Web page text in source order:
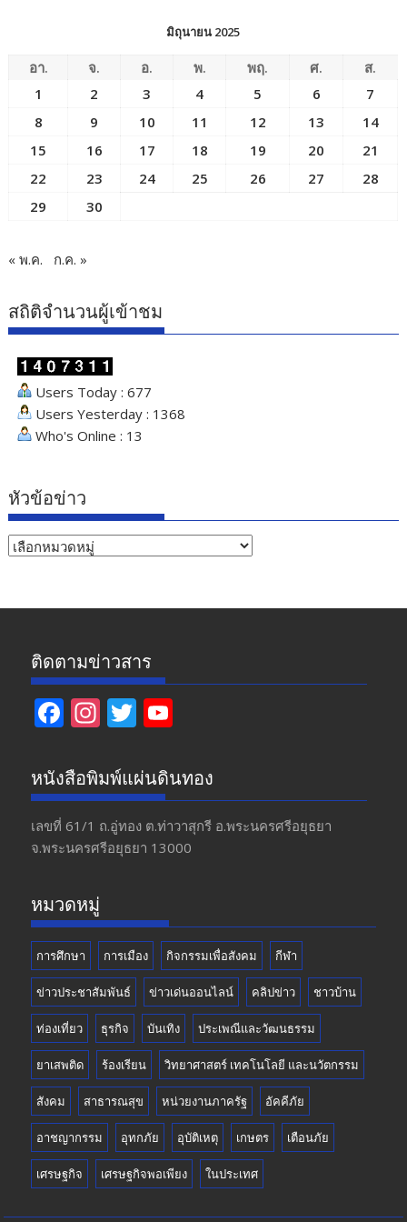
มิถุนายน 2025
อา. จ. อ. พ. พฤ. ศ.
ส.
1
2 3 4 5 6
7
8
9 10 11 12 13
14
15
16 17 18 19 20
21
22
23 24 25 26 27
28
29
30
« พ.ค. ก.ค. »
สถิติจำนวนผู้เข้าชม
Users Today : 677
Users Yesterday : 1368
Who's Online : 13
หัวข้อข่าว
หัวข้อ
ติดตามข่าวสาร
F
e
b
o
o
In
a
gr
a
m
T
itt
er
u
T
u
b
หนังสือพิมพ์แผ่นดินทอง
เลขที่ 61/1 ถ.อู่ทอง​ ต.​ท่าวาสุกรี​ อ.พระนครศรีอยุธยา​
จ.พระนครศรีอยุธยา 13000
หมวดหมู่
การศึกษา การเมือง กิจกรรมเพื่อสังคม กีฬา
ข่าวประชาสัมพันธ์ ข่าวเด่นออนไลน์ คลิปข่าว ชาวบ้าน
ท่องเที่ยว ธุรกิจ บันเทิง ประเพณีและวัฒนธรรม
ยาเสพติด ร้องเรียน วิทยาศาสตร์ เทคโนโลยี และนวัตกรรม
สังคม สาธารณสุข หน่วยงานภาครัฐ อัคคีภัย
อาชญากรรม อุทกภัย อุบัติเหตุ เกษตร เตือนภัย
เศรษฐกิจ เศรษฐกิจพอเพียง ในประเทศ